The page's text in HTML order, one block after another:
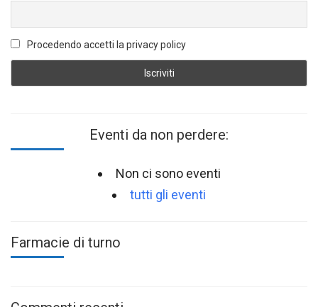
Procedendo accetti la privacy policy
Eventi da non perdere:
Non ci sono eventi
tutti gli eventi
Farmacie di turno